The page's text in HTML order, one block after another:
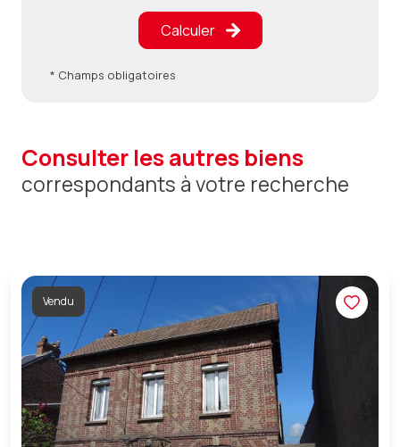
Calculer
* Champs obligatoires
consulter les autres biens
correspondants à votre recherche
Vendu